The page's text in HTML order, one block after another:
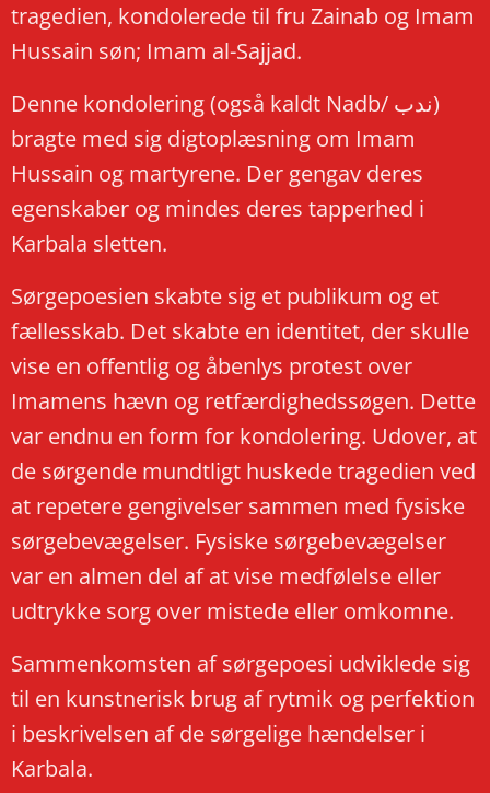
tragedien, kondolerede til fru Zainab og Imam
Hussain søn; Imam al-Sajjad.
Denne kondolering (også kaldt Nadb/ ندب)
bragte med sig digtoplæsning om Imam
Hussain og martyrene. Der gengav deres
egenskaber og mindes deres tapperhed i
Karbala sletten.
Sørgepoesien skabte sig et publikum og et
fællesskab. Det skabte en identitet, der skulle
vise en offentlig og åbenlys protest over
Imamens hævn og retfærdighedssøgen. Dette
var endnu en form for kondolering. Udover, at
de sørgende mundtligt huskede tragedien ved
at repetere gengivelser sammen med fysiske
sørgebevægelser. Fysiske sørgebevægelser
var en almen del af at vise medfølelse eller
udtrykke sorg over mistede eller omkomne.
Sammenkomsten af sørgepoesi udviklede sig
til en kunstnerisk brug af rytmik og perfektion
i beskrivelsen af de sørgelige hændelser i
Karbala.